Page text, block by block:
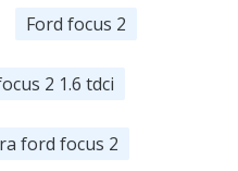
Ford focus 2
2 1.6 tdci
ford focus 2